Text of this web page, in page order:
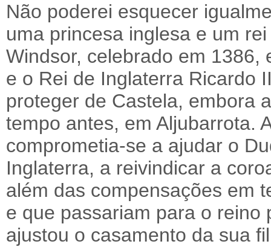
Não poderei esquecer
uma princesa inglesa e um
Windsor, celebrado em 1386,
e o Rei de Inglaterra Ricardo
proteger de Castela, embora
tempo antes, em Aljubarrota.
comprometia-se a ajudar o
Inglaterra, a reivindicar a
além das compensações em
e que passariam para o
ajustou o casamento da sua